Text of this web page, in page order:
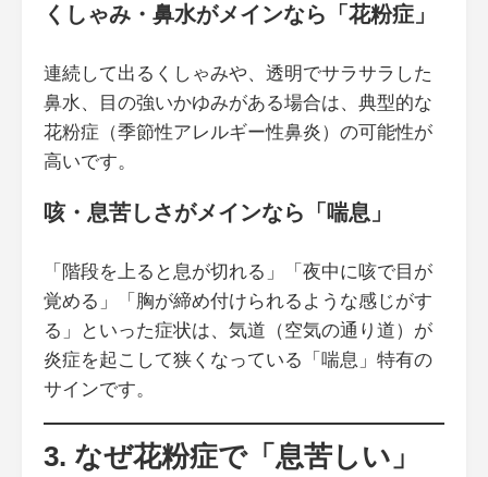
くしゃみ・鼻水がメインなら「花粉症」
連続して出るくしゃみや、透明でサラサラした
鼻水、目の強いかゆみがある場合は、典型的な
花粉症（季節性アレルギー性鼻炎）の可能性が
高いです。
咳・息苦しさがメインなら「喘息」
「階段を上ると息が切れる」「夜中に咳で目が
覚める」「胸が締め付けられるような感じがす
る」といった症状は、気道（空気の通り道）が
炎症を起こして狭くなっている「喘息」特有の
サインです。
3. なぜ花粉症で「息苦しい」